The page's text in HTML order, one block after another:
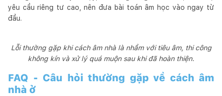
yêu cầu riêng tư cao, nên đưa bài toán âm học vào ngay từ
đầu.
Lỗi thường gặp khi cách âm nhà là nhầm với tiêu âm, thi công
không kín và xử lý quá muộn sau khi đã hoàn thiện.
FAQ - Câu hỏi thường gặp về cách âm
nhà ở